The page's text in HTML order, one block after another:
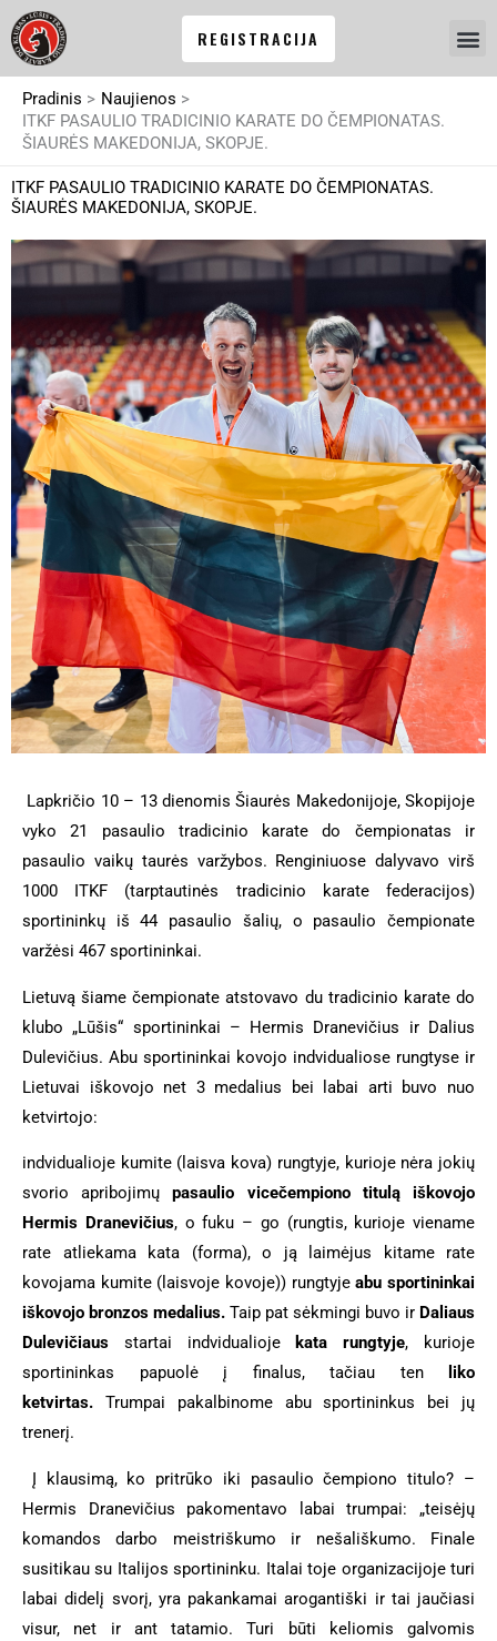
Pereiti
prie
turinio
REGISTRACIJA
Pradinis
Naujienos
ITKF PASAULIO TRADICINIO KARATE DO ČEMPIONATAS.
ŠIAURĖS MAKEDONIJA, SKOPJE.
ITKF PASAULIO TRADICINIO KARATE DO ČEMPIONATAS.
ŠIAURĖS MAKEDONIJA, SKOPJE.
Lapkričio 10 – 13 dienomis Šiaurės Makedonijoje, Skopijoje
vyko 21 pasaulio tradicinio karate do čempionatas ir
pasaulio vaikų taurės varžybos. Renginiuose dalyvavo virš
1000 ITKF (tarptautinės tradicinio karate federacijos)
sportininkų iš 44 pasaulio šalių, o pasaulio čempionate
varžėsi 467 sportininkai.
Lietuvą šiame čempionate atstovavo du tradicinio karate do
klubo „Lūšis“ sportininkai – Hermis Dranevičius ir Dalius
Dulevičius. Abu sportininkai kovojo indvidualiose rungtyse ir
Lietuvai iškovojo net 3 medalius bei labai arti buvo nuo
ketvirtojo:
indvidualioje kumite (laisva kova) rungtyje, kurioje nėra jokių
svorio apribojimųpasaulio vicečempiono titulą iškovojo
Hermis Dranevičius, o fuku – go (rungtis, kurioje viename
rate atliekama kata (forma), o ją laimėjus kitame rate
kovojama kumite (laisvoje kovoje)) rungtyjeabu sportininkai
iškovojo bronzos medalius. Taip pat sėkmingi buvo ir Daliaus
Dulevičiaus startai indvidualioje kata rungtyje, kurioje
sportininkas papuolė į finalus, tačiau ten
liko
ketvirtas. Trumpai pakalbinome abu sportininkus bei jų
trenerį.
Į klausimą, ko pritrūko iki pasaulio čempiono titulo? –
Hermis Dranevičius pakomentavo labai trumpai: „teisėjų
komandos darbo meistriškumo ir nešališkumo. Finale
susitikau su Italijos sportininku. Italai toje organizacijoje turi
labai didelį svorį, yra pakankamai arogantiški ir tai jaučiasi
visur, net ir ant tatamio. Turi būti keliomis galvomis